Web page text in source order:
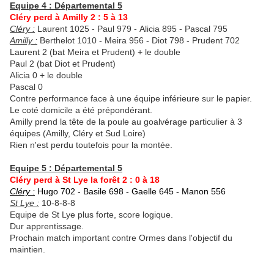
Equipe 4 : Départemental 5
Cléry perd à Amilly 2 : 5 à 13
Cléry : Laurent 1025 - Paul 979 - Alicia 895 - Pascal 795
Amilly : Berthelot 1010 - Meira 956 - Diot 798 - Prudent 702
Laurent 2 (bat Meira et Prudent) + le double
Paul 2 (bat Diot et Prudent)
Alicia 0 + le double
Pascal 0
Contre performance face à une équipe inférieure sur le papier.
Le coté domicile a été prépondérant.
Amilly prend la tête de la poule au goalvérage particulier à 3
équipes (Amilly, Cléry et Sud Loire)
Rien n'est perdu toutefois pour la montée.
Equipe 5 : Départemental 5
Cléry perd à St Lye la forêt 2 : 0 à 18
Cléry : Hugo 702 - Basile 698 - Gaelle 645 - Manon 556
St Lye : 10-8-8-8
Equipe de St Lye plus forte, score logique.
Dur apprentissage.
Prochain match important contre Ormes dans l'objectif du
maintien.